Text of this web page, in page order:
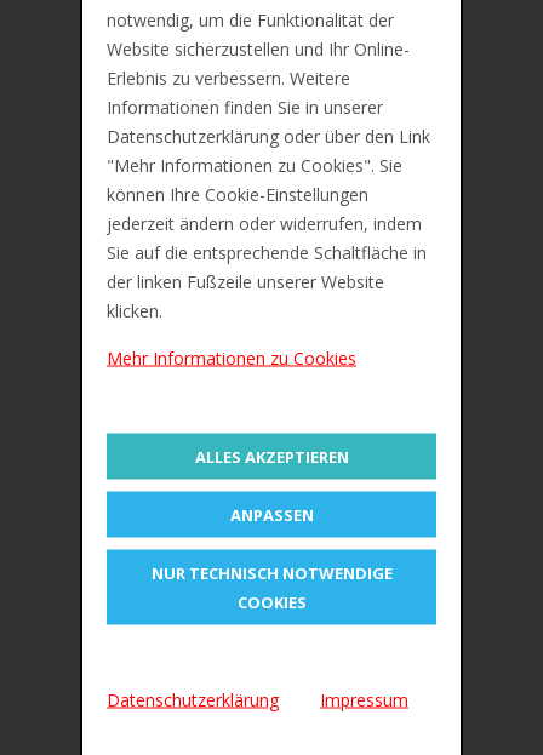
notwendig, um die Funktionalität der
Website sicherzustellen und Ihr Online-
Erlebnis zu verbessern. Weitere
Informationen finden Sie in unserer
Datenschutzerklärung oder über den Link
"Mehr Informationen zu Cookies". Sie
können Ihre Cookie-Einstellungen
jederzeit ändern oder widerrufen, indem
Sie auf die entsprechende Schaltfläche in
der linken Fußzeile unserer Website
klicken.
Mehr Informationen zu Cookies
ALLES AKZEPTIEREN
ANPASSEN
NUR TECHNISCH NOTWENDIGE
COOKIES
Datenschutzerklärung Impressum
Beschreibung
Zusätzliche Information
Bewertungen (0)
Maped Textmarker FLUO'PEPS Mini
Strichstärke: 1,0 -5,0 mm, mit Clip
ÄHNLICHE PRODUKTE